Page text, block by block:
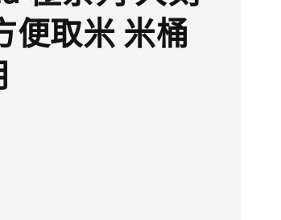
便取米 米桶